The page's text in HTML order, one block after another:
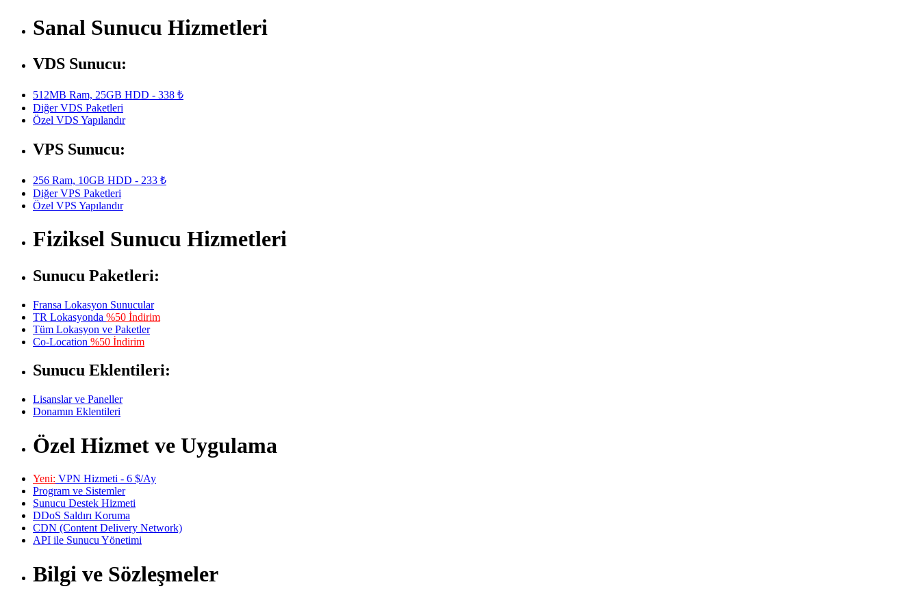
Sanal Sunucu Hizmetleri
VDS Sunucu:
512MB Ram, 25GB HDD - 338 ₺
Diğer VDS Paketleri
Özel VDS Yapılandır
VPS Sunucu:
256 Ram, 10GB HDD - 233 ₺
Diğer VPS Paketleri
Özel VPS Yapılandır
Fiziksel Sunucu Hizmetleri
Sunucu Paketleri:
Fransa Lokasyon Sunucular
TR Lokasyonda %50 İndirim
Tüm Lokasyon ve Paketler
Co-Location %50 İndirim
Sunucu Eklentileri:
Lisanslar ve Paneller
Donamın Eklentileri
Özel Hizmet ve Uygulama
Yeni: VPN Hizmeti - 6 $/Ay
Program ve Sistemler
Sunucu Destek Hizmeti
DDoS Saldırı Koruma
CDN (Content Delivery Network)
API ile Sunucu Yönetimi
Bilgi ve Sözleşmeler